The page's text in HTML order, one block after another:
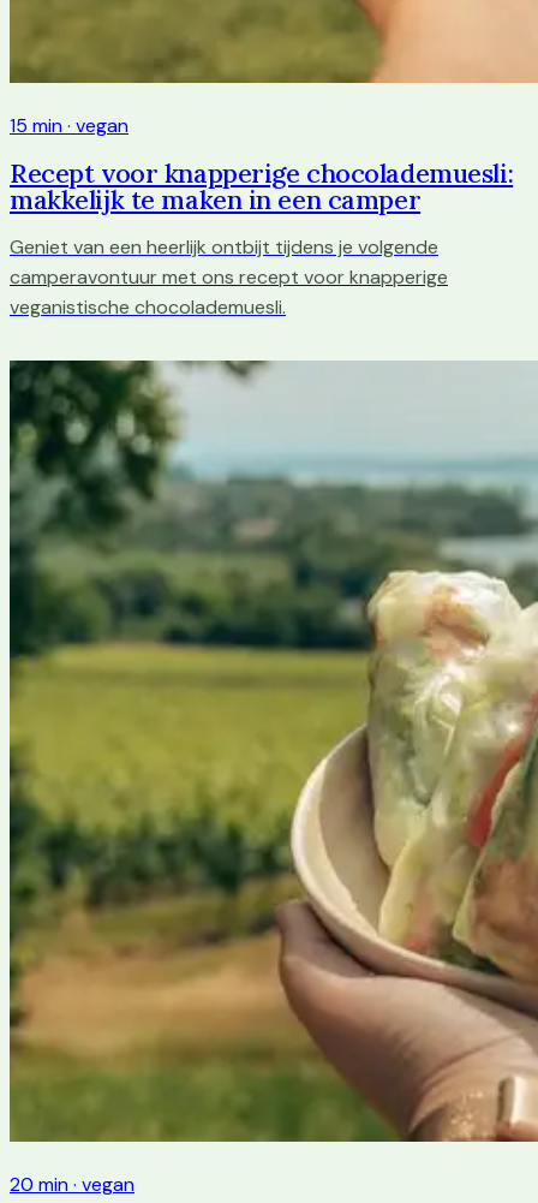
15 min · vegan
Recept voor knapperige chocolademuesli:
makkelijk te maken in een camper
Geniet van een heerlijk ontbijt tijdens je volgende
camperavontuur met ons recept voor knapperige
veganistische chocolademuesli.
20 min · vegan